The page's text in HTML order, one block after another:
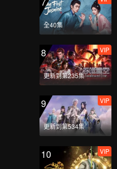
全40集
8
更新到第235集
VIP
9
更新到第534集
VIP
10 VIP